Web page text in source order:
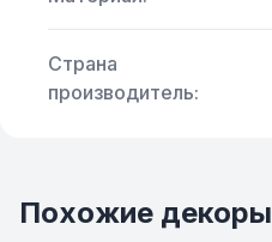
Страна
производитель:
Похожие декоры